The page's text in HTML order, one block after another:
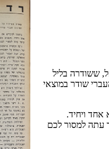
ששודרה בליל
התרגום העברי שודר במוצאי
ויחיד.
עתה למסור לכם